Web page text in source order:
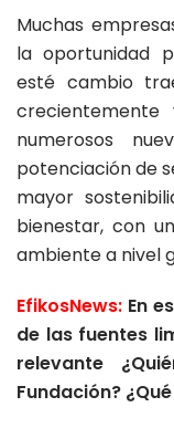
Muchas
la oportunidad
esté cambio
numerosos
potenciación de
mayor
bienestar, con
ambiente a nivel
EfikosNews: En
de las fuentes
relevante
Fundación?